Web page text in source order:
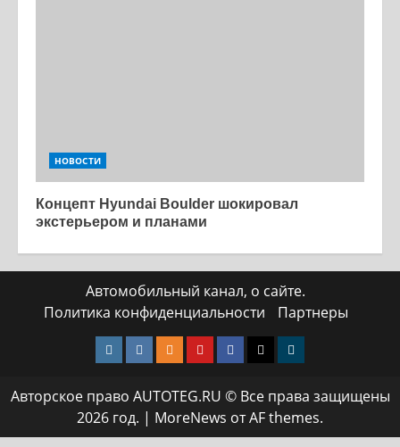
НОВОСТИ
Концепт Hyundai Boulder шокировал
экстерьером и планами
Автомобильный канал, о сайте.
Политика конфиденциальности
Партнеры
Instagram
VK Одноклассники
YotubeFacebook
TwitterТелеграмм
Авторское право AUTOTEG.RU © Все права защищены
2026 год. | MoreNews от AF themes.